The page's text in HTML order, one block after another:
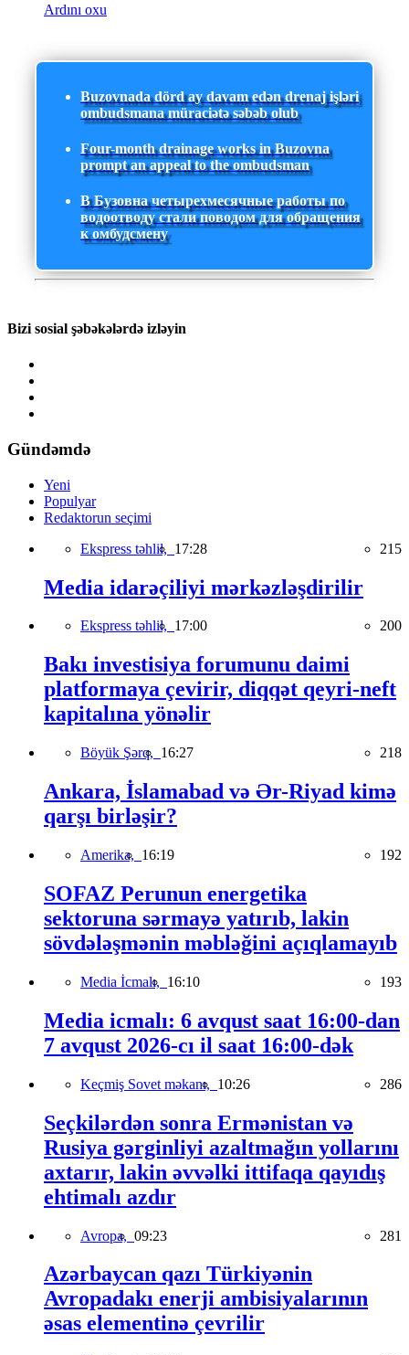
Ardını oxu
Buzovnada dörd ay davam edən drenaj işləri
ombudsmana müraciətə səbəb olub
Four-month drainage works in Buzovna
prompt an appeal to the ombudsman
В Бузовна четырехмесячные работы по
водоотводу стали поводом для обращения
к омбудсмену
Bizi sosial şəbəkələrdə izləyin
Gündəmdə
Yeni
Populyar
Redaktorun seçimi
Ekspress təhlil, 17:28 215
Media idarəçiliyi mərkəzləşdirilir
Ekspress təhlil, 17:00 200
Bakı investisiya forumunu daimi
platformaya çevirir, diqqət qeyri-neft
kapitalına yönəlir
Böyük Şərq, 16:27 218
Ankara, İslamabad və Ər-Riyad kimə
qarşı birləşir?
Amerika, 16:19 192
SOFAZ Perunun energetika
sektoruna sərmayə yatırıb, lakin
sövdələşmənin məbləğini açıqlamayıb
Media İcmalı, 16:10 193
Media icmalı: 6 avqust saat 16:00-dan
7 avqust 2026-cı il saat 16:00-dək
Keçmiş Sovet məkanı, 10:26 286
Seçkilərdən sonra Ermənistan və
Rusiya gərginliyi azaltmağın yollarını
axtarır, lakin əvvəlki ittifaqa qayıdış
ehtimalı azdır
Avropa, 09:23 281
Azərbaycan qazı Türkiyənin
Avropadakı enerji ambisiyalarının
əsas elementinə çevrilir